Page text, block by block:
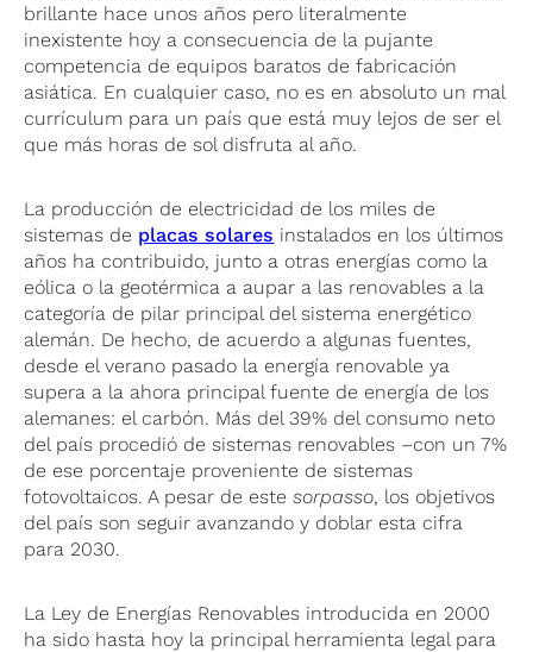
brillante hace unos años pero literalmente
inexistente hoy a consecuencia de la pujante
competencia de equipos baratos de fabricación
asiática. En cualquier caso, no es en absoluto un mal
currículum para un país que está muy lejos de ser el
que más horas de sol disfruta al año.
La producción de electricidad de los miles de
sistemas de placas solares instalados en los últimos
años ha contribuido, junto a otras energías como la
eólica o la geotérmica a aupar a las renovables a la
categoría de pilar principal del sistema energético
alemán. De hecho, de acuerdo a algunas fuentes,
desde el verano pasado la energía renovable ya
supera a la ahora principal fuente de energía de los
alemanes: el carbón. Más del 39% del consumo neto
del país procedió de sistemas renovables –con un 7%
de ese porcentaje proveniente de sistemas
fotovoltaicos. A pesar de estesorpasso, los objetivos
del país son seguir avanzando y doblar esta cifra
para 2030.
La Ley de Energías Renovables introducida en 2000
ha sido hasta hoy la principal herramienta legal para